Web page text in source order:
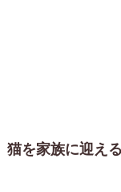
猫を家族に迎え